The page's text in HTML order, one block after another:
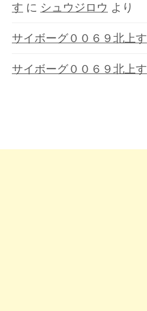
す に シュウジロウ より
サイボーグ００６９北上す
サイボーグ００６９北上す